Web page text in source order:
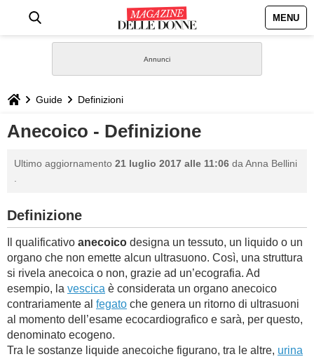
MENU
STILE
BIOGRAFIE
CAPELLI
SESSO
BAMBINO
Guide Definizioni
Anecoico - Definizione
Ultimo aggiornamento 21 luglio 2017 alle 11:06 da Anna Bellini
Definizione
Il qualificativo anecoico designa un tessuto, un liquido o un
organo che non emette alcun ultrasuono. Così, una struttura
si rivela anecoica o non, grazie ad un’ecografia. Ad
esempio, la vescica è considerata un organo anecoico
contrariamente al fegato che genera un ritorno di ultrasuoni
al momento dell’esame ecocardiografico e sarà, per questo,
denominato ecogeno.
Tra le sostanze liquide anecoiche figurano, tra le altre, urina